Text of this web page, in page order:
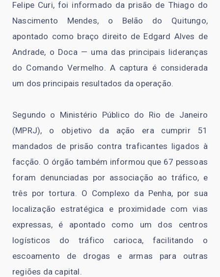
Felipe Curi, foi informado da prisão de Thiago do
Nascimento Mendes, o Belão do Quitungo,
apontado como braço direito de Edgard Alves de
Andrade, o Doca — uma das principais lideranças
do Comando Vermelho. A captura é considerada
um dos principais resultados da operação.
Segundo o Ministério Público do Rio de Janeiro
(MPRJ), o objetivo da ação era cumprir 51
mandados de prisão contra traficantes ligados à
facção. O órgão também informou que 67 pessoas
foram denunciadas por associação ao tráfico, e
três por tortura. O Complexo da Penha, por sua
localização estratégica e proximidade com vias
expressas, é apontado como um dos centros
logísticos do tráfico carioca, facilitando o
escoamento de drogas e armas para outras
regiões da capital.